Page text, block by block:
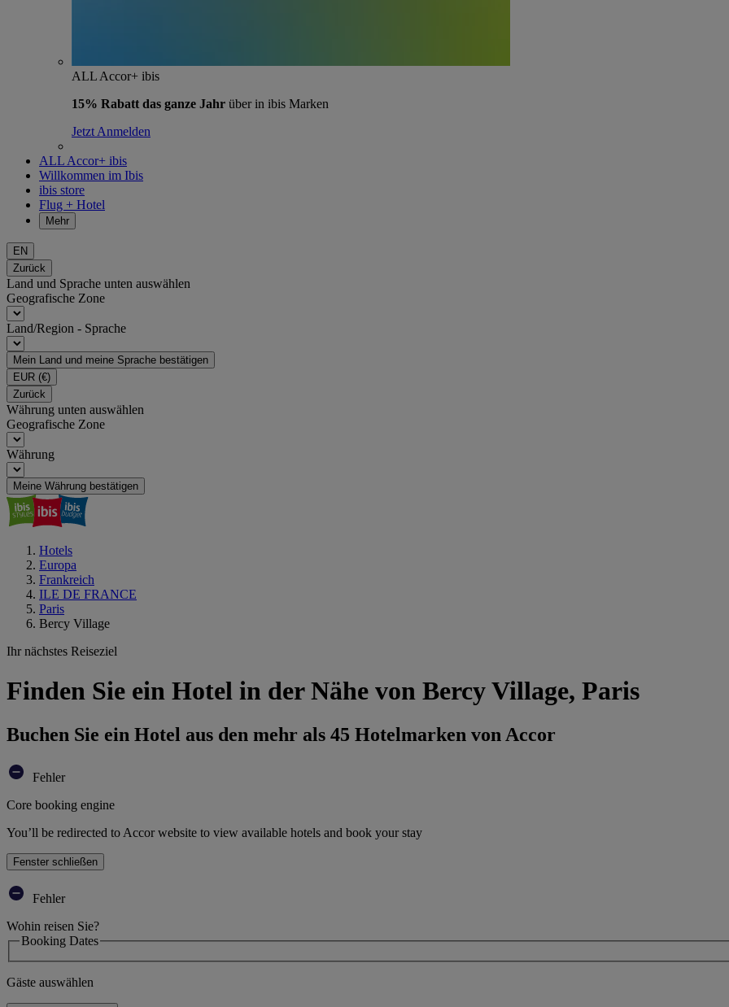
ALL Accor+ ibis
15% Rabatt das ganze Jahr über in ibis Marken
Jetzt Anmelden
ALL Accor+ ibis
Willkommen im Ibis
ibis store
Flug + Hotel
Mehr
EN
Zurück
Land und Sprache unten auswählen
Geografische Zone
Land/Region - Sprache
Mein Land und meine Sprache bestätigen
EUR (€)
Zurück
Währung unten auswählen
Geografische Zone
Währung
Meine Währung bestätigen
Hotels
Europa
Frankreich
ILE DE FRANCE
Paris
Bercy Village
Ihr nächstes Reiseziel
Finden Sie ein Hotel in der Nähe von Bercy Village, Paris
Buchen Sie ein Hotel aus den mehr als 45 Hotelmarken von Accor
Fehler
Core booking engine
You’ll be redirected to Accor website to view available hotels and book your stay
Fenster schließen
Fehler
Wohin reisen Sie?
Booking Dates
Gäste auswählen